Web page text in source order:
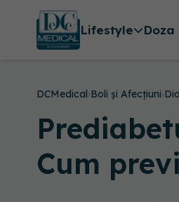
Lifestyle
DCMedical›Boli și Afecțiuni›
Cum